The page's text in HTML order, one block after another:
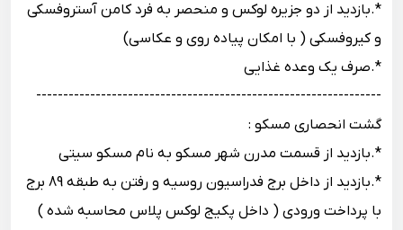
*.بازدید از دو جزیره لوکس و منحصر به فرد کامن آستروفسکی
و کیروفسکی ( با امکان پیاده روی و عکاسی)
*.صرف یک وعده غذایی
----------------------------------------------------------------
گشت انحصاری مسکو :
*.بازدید از قسمت مدرن شهر مسکو به نام مسکو سیتی
*.بازدید از داخل برج فدراسیون روسیه و رفتن به طبقه 89 برج
با پرداخت ورودی ( داخل پکیج لوکس پلاس محاسبه شده )